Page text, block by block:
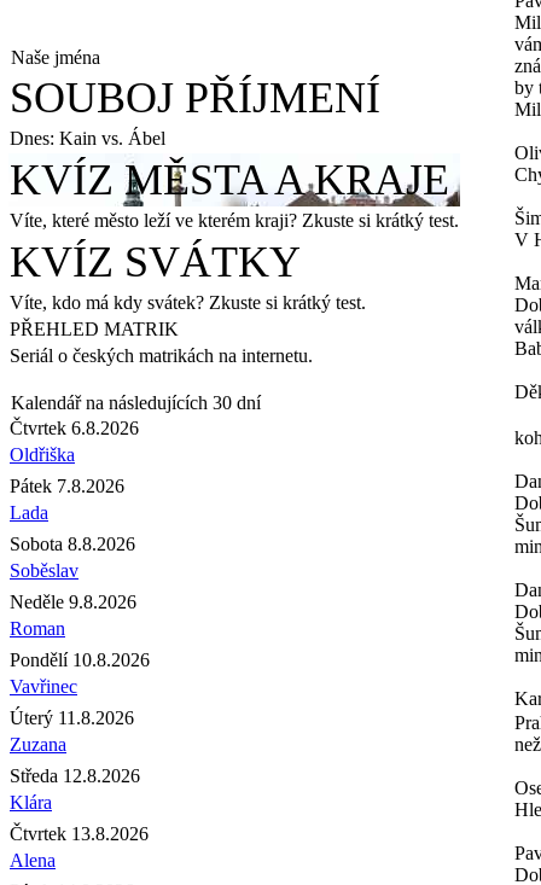
Naše jména
SOUBOJ PŘÍJMENÍ
Dnes: Kain vs. Ábel
KVÍZ MĚSTA A KRAJE
Víte, které město leží ve kterém kraji? Zkuste si krátký test.
KVÍZ SVÁTKY
Víte, kdo má kdy svátek? Zkuste si krátký test.
PŘEHLED MATRIK
Seriál o českých matrikách na internetu.
Kalendář na následujících 30 dní
Čtvrtek 6.8.2026
Oldřiška
Pátek 7.8.2026
Lada
Sobota 8.8.2026
Soběslav
Neděle 9.8.2026
Roman
Pondělí 10.8.2026
Vavřinec
Úterý 11.8.2026
Zuzana
Středa 12.8.2026
Klára
Čtvrtek 13.8.2026
Alena
by
V